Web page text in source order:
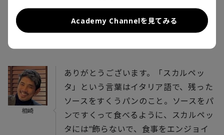
相崎
ありがとうございます。「スカルペッ
タ」という言葉はイタリア語で、残った
ソースをすくうパンのこと。ソースをパ
ンですくって食べるように、スカルペッ
タには“飾らないで、食事をエンジョイ
Academy Channelを見てみる